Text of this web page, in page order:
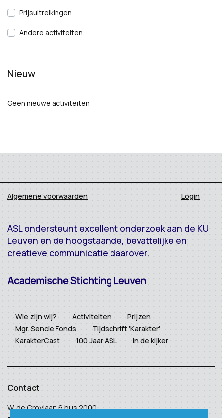
Prijsuitreikingen
Andere activiteiten
Nieuw
Geen nieuwe activiteiten
Algemene voorwaarden Login
ASL ondersteunt excellent onderzoek aan de KU
Leuven en de hoogstaande, bevattelijke en
creatieve communicatie daarover.
Wie zijn wij? Activiteiten
Prijzen
Mgr. Sencie Fonds
Tijdschrift 'Karakter'
KarakterCast
100 Jaar ASL In de kijker
Contact
W. de Croylaan 6 bus 2000